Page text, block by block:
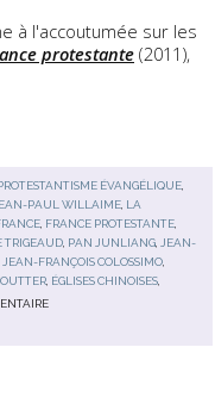
à l'accoutumée sur les
protestante (2011),
ÉVANGÉLIQUE,
PAUL WILLAIME, LA
, FRANCE PROTESTANTE,
TRIGEAUD, PAN JUNLIANG,JEAN-
JEAN-FRANÇOIS COLOSSIMO,
, ÉGLISES CHINOISES,